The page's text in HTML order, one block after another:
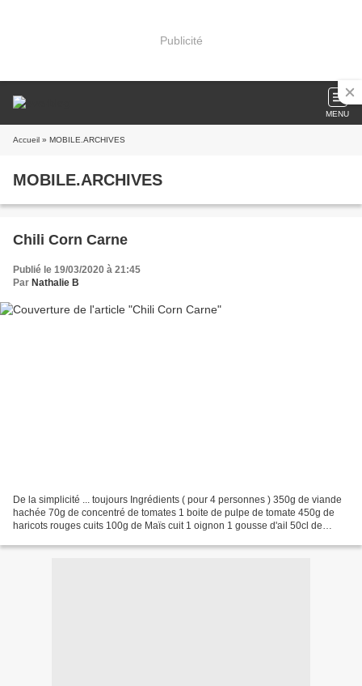
Publicité
MENU
Accueil » MOBILE.ARCHIVES
MOBILE.ARCHIVES
Chili Corn Carne
Publié le 19/03/2020 à 21:45
Par Nathalie B
De la simplicité ... toujours Ingrédients ( pour 4 personnes ) 350g de viande
hachée 70g de concentré de tomates 1 boite de pulpe de tomate 450g de
haricots rouges cuits 100g de Maïs cuit 1 oignon 1 gousse d'ail 50cl de